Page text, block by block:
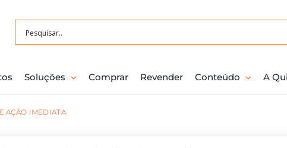
Soluções Comprar Revender Conteúdo A
AÇÃO IMEDIATA